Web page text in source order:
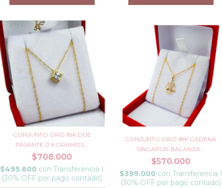
CONJUNTO ORO 18K DIJE
PASANTE 0.6 GRAMOS...
$708.000
$495.600 con Transferencia I
(30% OFF por pago contado)
CONJUNTO ORO 18K CADENA
SINGAPUR BALANZA...
$570.000
$399.000 con Transferencia I
(30% OFF por pago contado)